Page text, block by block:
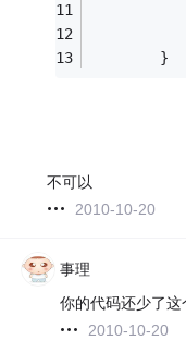
        }
不可以
2010-10-20
事理
你的代码还少了
2010-10-20